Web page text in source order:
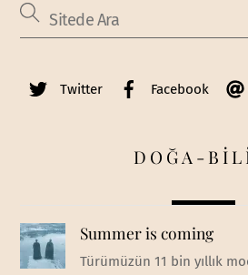
Twitter Facebook
DOĞA-
Summer is coming
Türümüzün 11 bin yıllık